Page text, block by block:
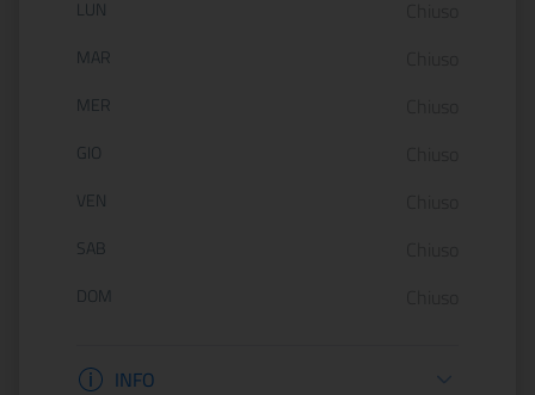
Orario di apertura:
LUN
MAR
MER
GIO
VEN
SAB
DOM
Informazioni biglietteria
INFO